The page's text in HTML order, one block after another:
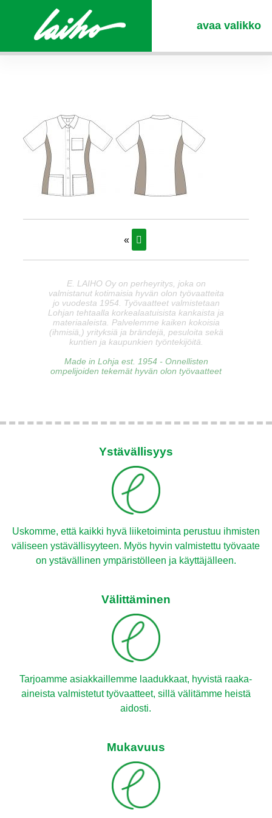
avaa valikko
«
E. LAIHO Oy on perheyritys, joka on
valmistanut kotimaisia hyvän olon työvaatteita
jo vuodesta 1954. Työvaatteet valmistetaan
Lohjan tehtaalla korkealaatuisista kankaista ja
materiaaleista. Palvelemme kaiken kokoisia
(ihmisiä,) yrityksiä ja brändejä, pesuloita sekä
kuntien ja kaupunkien työntekijöitä.
Made in Lohja est. 1954 - Onnellisten
ompelijoiden tekemät hyvän olon työvaatteet
Ystävällisyys
Uskomme, että kaikki hyvä liiketoiminta perustuu ihmisten
väliseen ystävällisyyteen. Myös hyvin valmistettu työvaate
on ystävällinen ympäristölleen ja käyttäjälleen.
Välittäminen
Tarjoamme asiakkaillemme laadukkaat, hyvistä raaka-
aineista valmistetut työvaatteet, sillä välitämme heistä
aidosti.
Mukavuus